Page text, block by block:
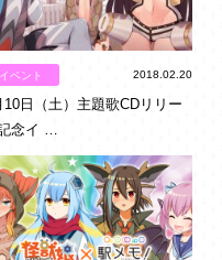
イベント 2018.02.20
10日（土）主題歌CDリリー
念イ …